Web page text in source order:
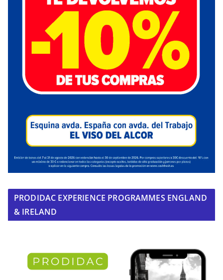
PRODIDAC EXPERIENCE PROGRAMMES ENGLAND
& IRELAND